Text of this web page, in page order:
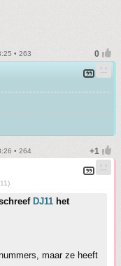
• 263
• 264
DJ11 het
maar ze heeft